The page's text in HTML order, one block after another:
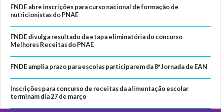
FNDE abre inscrições para curso nacional de formação de
nutricionistas do PNAE
FNDE divulga resultado da etapa eliminatória do concurso
Melhores Receitas do PNAE
FNDE amplia prazo para escolas participarem da 8ª Jornada de EAN
Inscrições para concurso de receitas da alimentação escolar
terminam dia 27 de março